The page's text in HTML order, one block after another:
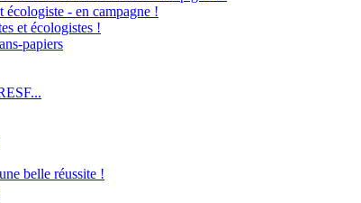
écologiste - en campagne !
et écologistes !
papiers
belle réussite !